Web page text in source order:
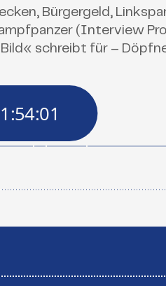
Bürgergeld,
(Interview
schreibt für –